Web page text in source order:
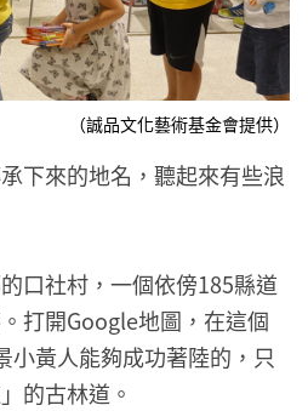
（誠品文化藝術基金會提供）
下來的地名，聽起來有些浪
口社村，一個依傍185縣道
打開Google地圖，在這個
小黃人能夠成功著陸的，只
的古林道。